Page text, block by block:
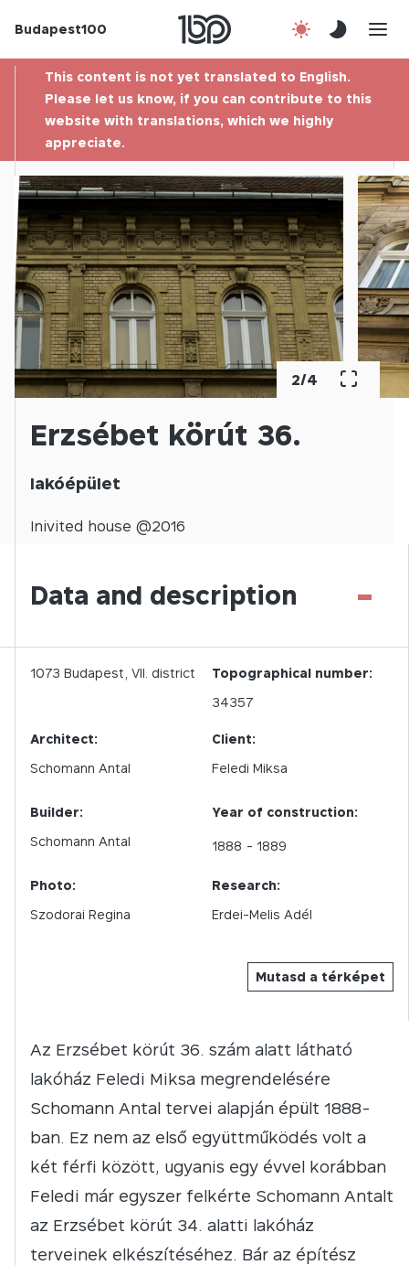
Budapest100
Contact
This content is not yet translated to English.
Please let us know, if you can contribute to this
website with translations, which we highly
appreciate.
2/4
Erzsébet körút 36.
lakóépület
Inivited house @2016
Data and description -
Mutasd a térképet
1073 Budapest, VII. district
Topographical number:
34357
Architect:
Schomann Antal
Client:
Feledi Miksa
Builder:
Schomann Antal
Year of construction:
1888 - 1889
Photo:
Szodorai Regina
Research:
Erdei-Melis Adél
Az Erzsébet körút 36. szám alatt látható
lakóház Feledi Miksa megrendelésére
Schomann Antal tervei alapján épült 1888-
ban. Ez nem az első együttműködés volt a
két férfi között, ugyanis egy évvel korábban
Feledi már egyszer felkérte Schomann Antalt
az Erzsébet körút 34. alatti lakóház
terveinek elkészítéséhez. Bár az építész